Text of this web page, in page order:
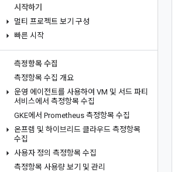
시작하기
멀티 프로젝트 보기 구성
빠른 시작
측정항목 수집
측정항목 수집 개요
운영 에이전트를 사용하여 VM 및 서드 파티
서비스에서 측정항목 수집
GKE에서 Prometheus 측정항목 수집
온프렘 및 하이브리드 클라우드 측정항목
수집
사용자 정의 측정항목 수집
측정항목 사용량 보기 및 관리